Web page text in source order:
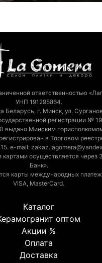
ответственностью
УНП 191295864.
Беларусь, г. Минск, ул.
регистрации №
выдано Минским
в Торговом
e-mail:
картами осуществляется через
Банк».
карты международных
VISA, MasterCard.
Каталог
оптом
Акции %
Оплата
Доставка